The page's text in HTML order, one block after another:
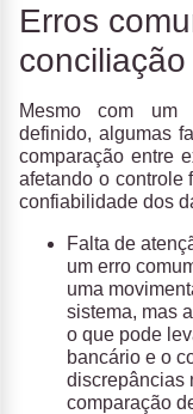
Erros
Mesmo com um
definido, algumas
comparação entre
afetando o controle
confiabilidade dos
Falta de
um erro
uma
sistema, mas
o que pode
bancário e o
discrepâncias
comparação